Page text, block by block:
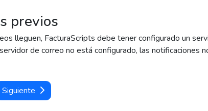
previos
lleguen, FacturaScripts debe tener configurado un
de correo no está configurado, las notificaciones
Siguiente